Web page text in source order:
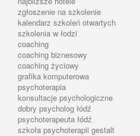
zgłoszenie na szkolenie
kalendarz szkoleń otwartych
szkolenia w łodzi
coaching
coaching biznesowy
coaching życiowy
grafika komputerowa
psychoterapia
konsultacje psychologiczne
dobry psycholog łódź
psychoterapeuta łódź
szkoła psychoterapii gestalt